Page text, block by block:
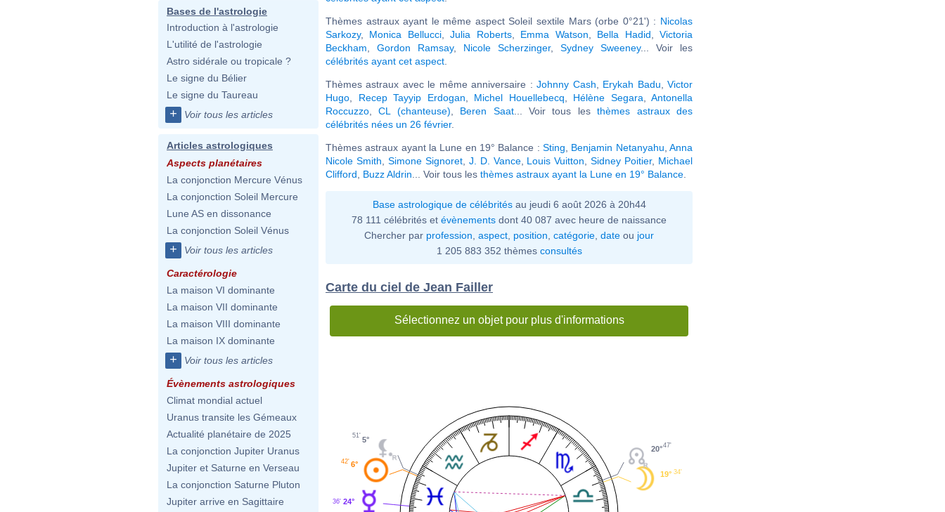
Bases de l'astrologie
Introduction à l'astrologie
L'utilité de l'astrologie
Astro sidérale ou tropicale ?
Le signe du Bélier
Le signe du Taureau
+ Voir tous les articles
Articles astrologiques
Aspects planétaires
La conjonction Mercure Vénus
La conjonction Soleil Mercure
Lune AS en dissonance
La conjonction Soleil Vénus
+ Voir tous les articles
Caractérologie
La maison VI dominante
La maison VII dominante
La maison VIII dominante
La maison IX dominante
+ Voir tous les articles
Évènements astrologiques
Climat mondial actuel
Uranus transite les Gémeaux
Actualité planétaire de 2025
La conjonction Jupiter Uranus
Jupiter et Saturne en Verseau
La conjonction Saturne Pluton
Jupiter arrive en Sagittaire
Thèmes astraux ayant le même aspect Soleil sextile Mars (orbe 0°21') : Nicolas
Sarkozy, Monica Bellucci,Julia Roberts, Emma Watson Bella Hadid ,Victoria
Beckham
Gordon Ramsay, Nicole Scherzinger, Sydney Sweeney... Voir les
célébrités ayant cet aspect
Thèmes astraux avec le même anniversaire :Johnny Cash Erykah Badu ,Victor
Hugo
Recep Tayyip Erdogan Michel Houellebecq Hélène Segara
Antonella
Roccuzzo ,CL (chanteuse) Beren Saat... Voir tous lesthèmes astraux des
célébrités nées un 26 février.
Thèmes astraux ayant la Lune en 19° Balance : Sting Benjamin Netanyahu ,Anna
Nicole Smith
Simone Signoret, J. D. Vance, Louis Vuitton ,Sidney Poitier, Michael
Clifford
Buzz Aldrin ... Voir tous les thèmes astraux ayant la Lune en 19° Balance
Base astrologique de célébritésau jeudi 6 août 2026 à 20h44
78 111 célébrités et évènements dont 40 087 avec heure de naissance
Chercher par profession aspect position catégorie date ou jour
1 205 883 352 thèmes consultés
Carte du ciel de Jean Failler
Sélectionnez un objet pour plus d'informations
19° 34'
20°47'
5°
51'
6°
42'
24°
36'